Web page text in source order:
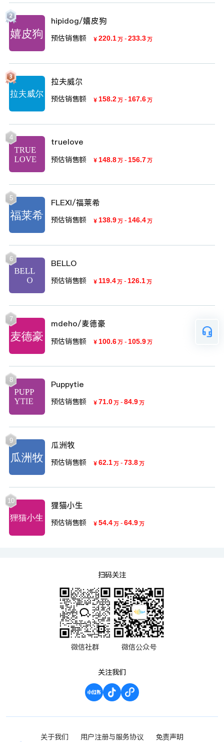
hipidog/嬉皮狗
预估销售额 ￥ 220.1万 - 233.3万
拉夫威尔
预估销售额 ￥ 158.2万 - 167.6万
4 truelove
预估销售额 ￥ 148.8万 - 156.7万
5 FLEXI/福莱希
预估销售额 ￥ 138.9万 - 146.4万
6 BELLO
预估销售额 ￥ 119.4万 - 126.1万
7 mdeho/麦德豪
预估销售额 ￥ 100.6万 - 105.9万
8 Puppytie
预估销售额 ￥ 71.0万 - 84.9万
9 瓜洲牧
预估销售额 ￥ 62.1万 - 73.8万
10 狸猫小生
预估销售额 ￥ 54.4万 - 64.9万
扫码关注
微信社群 微信公众号
关注我们
关于我们 用户注册与服务协议 免责声明